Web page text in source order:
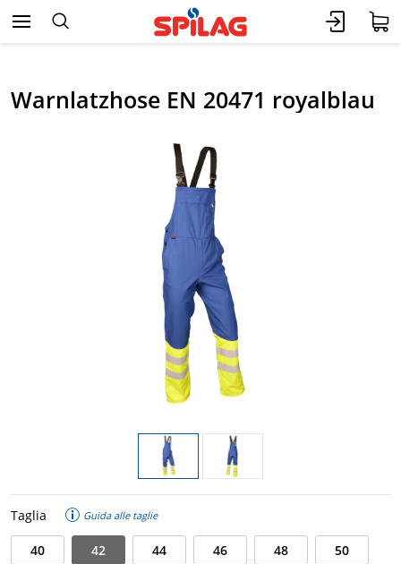
Warnlatzhose EN 20471 royalblau
Taglia Guida alle taglie
40 42 44 46 48 50